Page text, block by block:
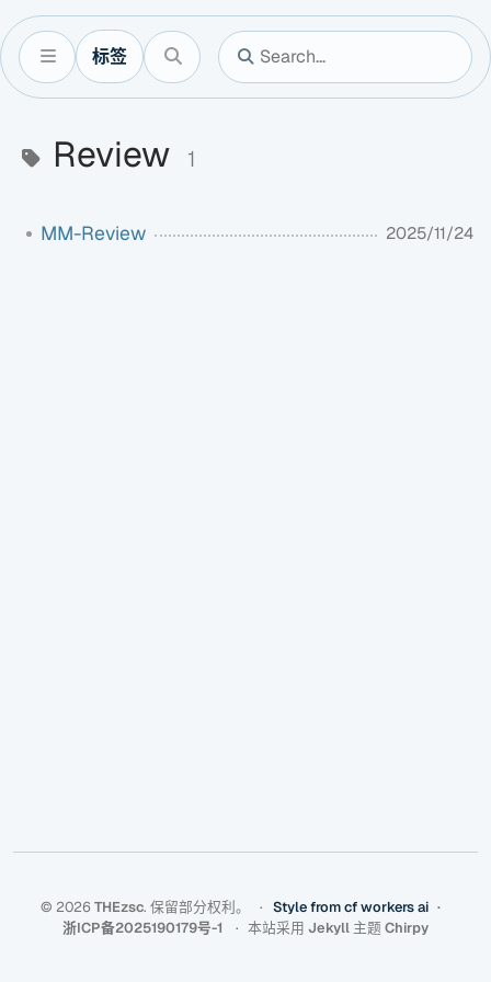
标签
Review 1
MM-Review 2025/11/24
© 2026 THEzsc. 保留部分权利。
Style from cf workers ai
浙ICP备2025190179号-1
本站采用Jekyll 主题Chirpy